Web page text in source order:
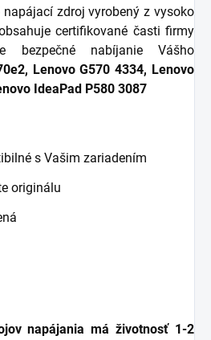
zdroj vyrobený z vysoko
certifikované časti firmy
bezpečné nabíjanie Vášho
Lenovo G570 4334, Lenovo
IdeaPad P580 3087
s Vašim zariadením
originálu
napájania má životnosť 1-2